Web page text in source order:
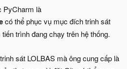
PyCharm là
có thể phục vụ mục đích trinh sát
trình đang chạy trên hệ thống.
sát LOLBAS mà ông cung cấp là